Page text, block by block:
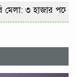
মেলা: ৩ হাজার